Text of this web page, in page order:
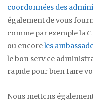
coordonnées des
également de vous
comme par exemple la
ou encoreles
le bon service
rapide pour bien faire
Nous mettons